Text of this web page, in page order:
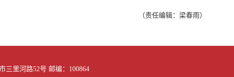
（责任编辑：梁春雨）
三里河路52号 邮编：100864